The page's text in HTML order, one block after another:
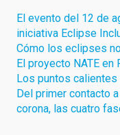
El evento del 12 de
iniciativa Eclipse
Cómo los eclipses
El proyecto NATE en
Los puntos
Del primer contacto
corona, las cuatro